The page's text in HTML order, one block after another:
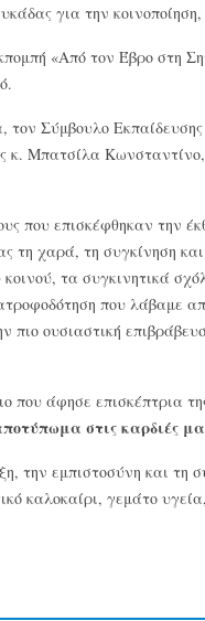
για την κοινοποίηση,
«Από τον Έβρο στη
Σύμβουλο
κ. Μπατσίλα Κωνσταντίνο,
που επισκέφθηκαν την
τη χαρά, τη συγκίνηση
τα συγκινητικά
που λάβαμε
ουσιαστική
που άφησε επισκέπτρια
στις καρδιές
την εμπιστοσύνη και τη
καλοκαίρι, γεμάτο